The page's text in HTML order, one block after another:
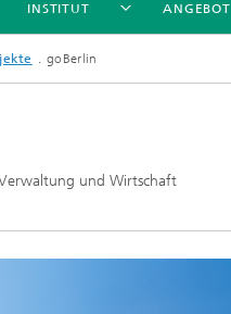
INSTITUT ANGEBOT
goBerlin
und Wirtschaft